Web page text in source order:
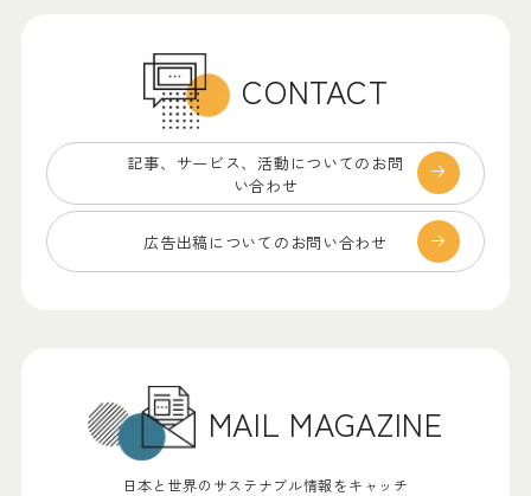
CONTACT
記事、サービス、 活動についてのお問
い合わせ
広告出稿についての お問い合わせ
MAIL MAGAZINE
日本と世界のサステナブル情報をキャッチ